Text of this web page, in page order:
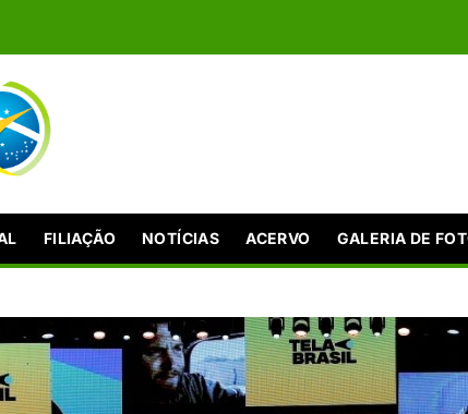
FILIAÇÃO NOTÍCIAS ACERVO GALERIA DE